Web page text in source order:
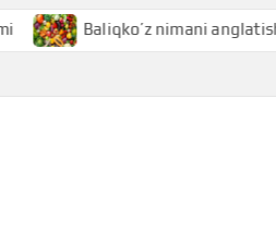
Baliqko’z nimani anglatishini